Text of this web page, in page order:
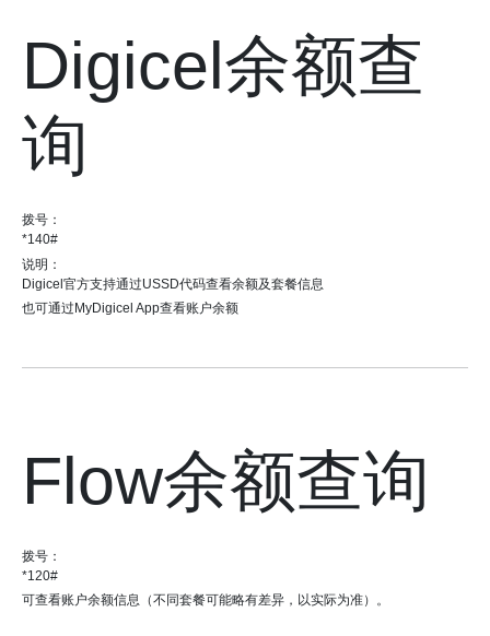
Digicel余额查
询
拨号：
*140#
说明：
Digicel官方支持通过USSD代码查看余额及套餐信息
也可通过MyDigicel App查看账户余额
Flow余额查询
拨号：
*120#
可查看账户余额信息（不同套餐可能略有差异，以实际为准）。